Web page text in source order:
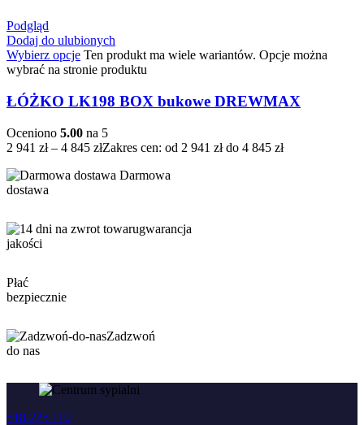
Podgląd
Dodaj do ulubionych
Wybierz opcje Ten produkt ma wiele wariantów. Opcje można
wybrać na stronie produktu
ŁÓŻKO LK198 BOX bukowe DREWMAX
Oceniono 5.00 na 5
2 941 zł – 4 845 złZakres cen: od 2 941 zł do 4 845 zł
Darmowa
dostawa
gwarancja
jakości
Płać
bezpiecznie
Zadzwoń
do nas
518 225 110